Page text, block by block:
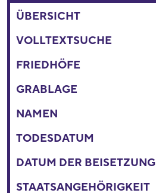
ÜBERSICHT
VOLLTEXTSUCHE
FRIEDHÖFE
GRABLAGE
NAMEN
TODESDATUM
DATUM DER BEISETZUNG
STAATSANGEHÖRIGKEIT